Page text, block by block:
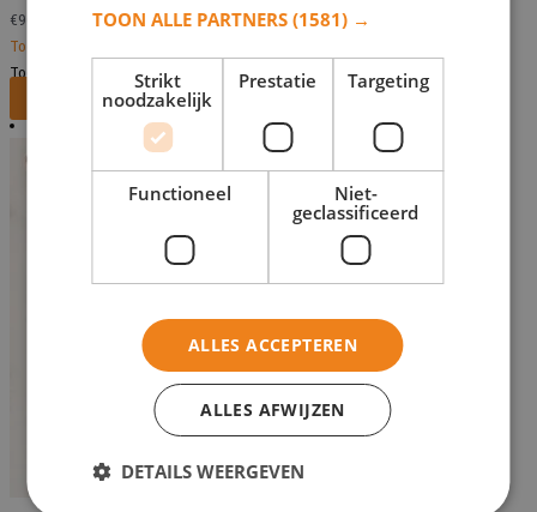
€90,94
Toevoegen aan verlanglijst
Toevoegen aan verlanglijst
Bekijk dit monument
TOON ALLE PARTNERS(1581) →
Strikt
noodzakelijk
Prestatie Targeting
Functioneel
Niet-
geclassificeerd
ALLES ACCEPTEREN
ALLES AFWIJZEN
DETAILS WEERGEVEN